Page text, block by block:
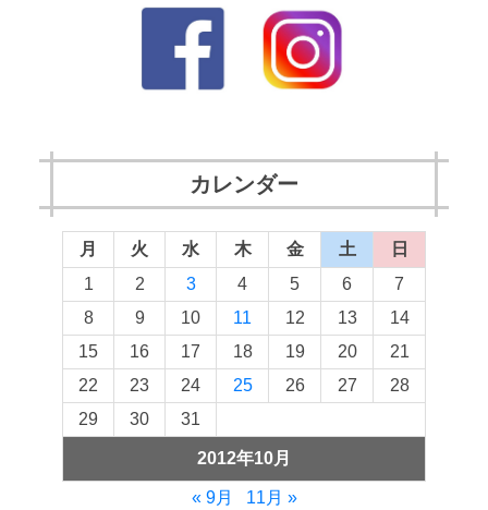
カレンダー
2012年10月
月 火 水 木 金 土
日
1
2 3 4 5 6
7
8
9 10 11 12 13
14
15
16 17 18 19 20
21
22
23 24 25 26 27
28
29
30 31
« 9月 11月 »